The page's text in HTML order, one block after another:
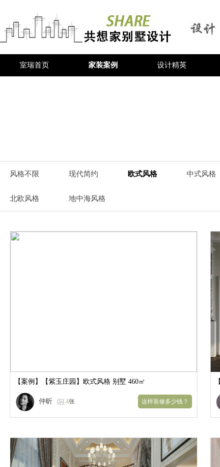
室瑞首页 家装案例 设计精英
风格不限 现代简约 欧式风格 中式风格
北欧风格 地中海风格
【案例】 【紫玉庄园】欧式风格 别墅 460㎡
仲昕 4张